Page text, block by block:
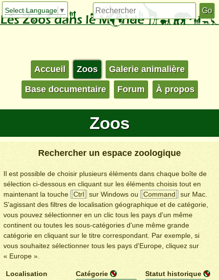
Select Language ▼
Accueil Zoos Galerie animalière
Base documentaire Forum À propos
Zoos
Rechercher un espace zoologique
Il est possible de choisir plusieurs éléments dans chaque boîte de
sélection ci-dessous en cliquant sur les éléments choisis tout en
maintenant la touche
Ctrl sur Windows ou Command
sur Mac.
S'agissant des filtres de localisation géographique et de catégorie,
vous pouvez sélectionner en un clic tous les pays d'un même
continent ou toutes les sous-catégories d'une même grande
catégorie en cliquant sur le titre correspondant. Par exemple, si
vous souhaitez sélectionner tous les pays d'Europe, cliquez sur
« Europe ».
Localisation
Catégorie Statut historique